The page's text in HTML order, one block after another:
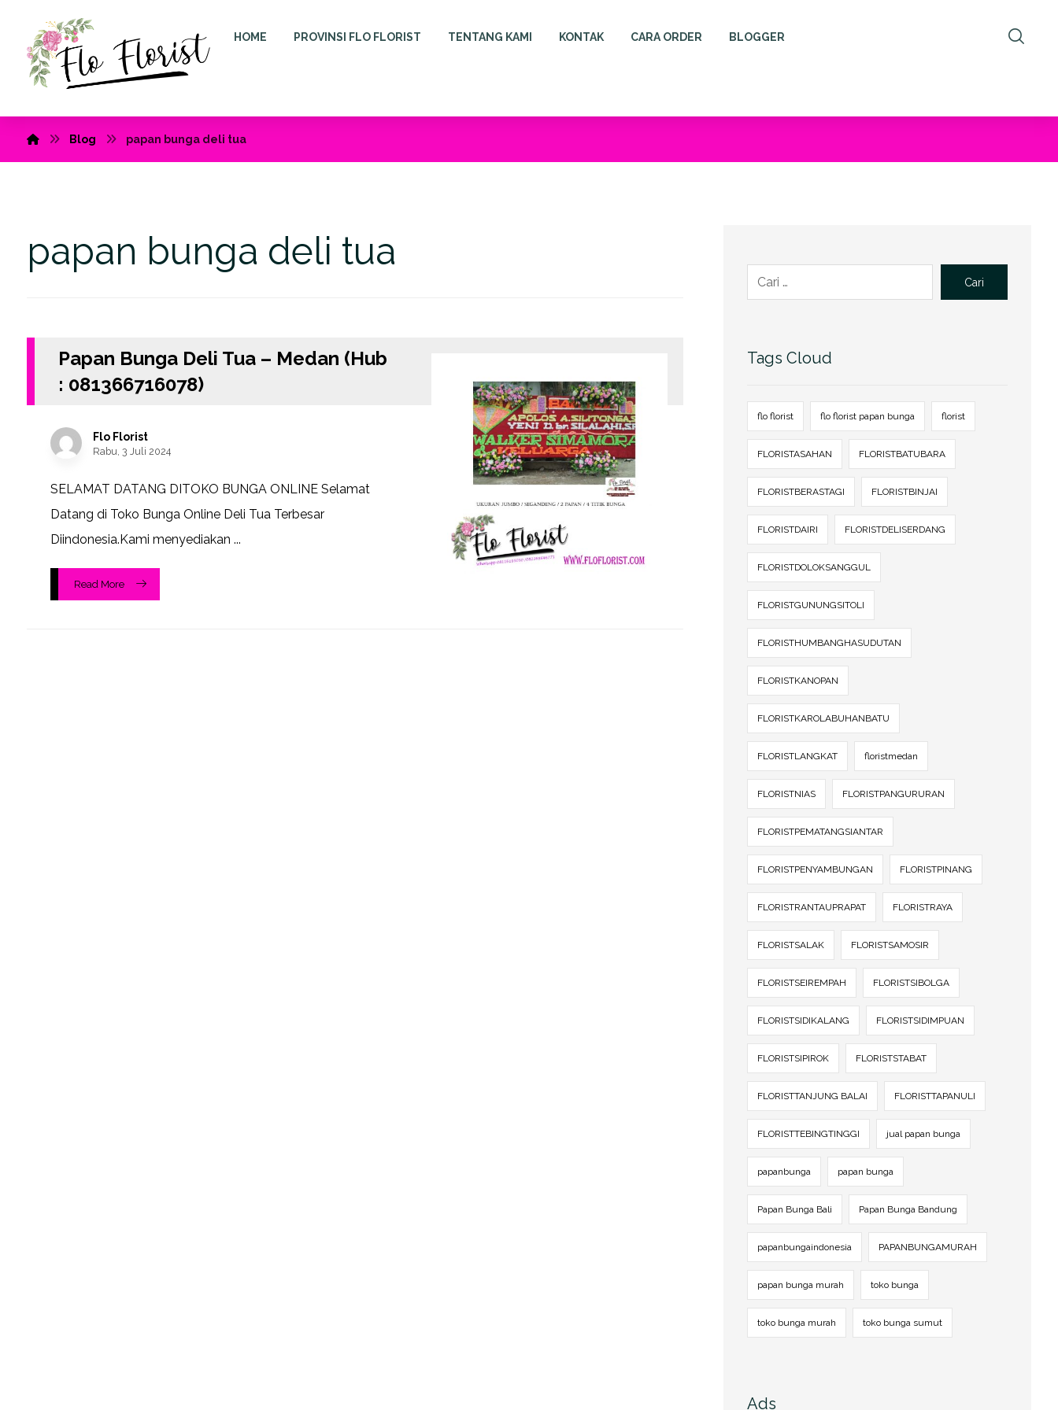
HOME PROVINSI FLO FLORIST TENTANG KAMI KONTAK CARA ORDER BLOGGER
Blog papan bunga deli tua
papan bunga deli tua
Papan Bunga Deli Tua – Medan (Hub
: 081366716078)
Flo Florist
Rabu, 3 Juli 2024
SELAMAT DATANG DITOKO BUNGA ONLINE Selamat
Datang di Toko Bunga Online Deli Tua Terbesar
Diindonesia.Kami menyediakan ...
Read More
Cari
Tags Cloud
flo florist flo florist papan bunga florist
FLORISTASAHAN FLORISTBATUBARA
FLORISTBERASTAGI FLORISTBINJAI
FLORISTDAIRI FLORISTDELISERDANG
FLORISTDOLOKSANGGUL
FLORISTGUNUNGSITOLI
FLORISTHUMBANGHASUDUTAN
FLORISTKANOPAN
FLORISTKAROLABUHANBATU
FLORISTLANGKAT floristmedan
FLORISTNIAS FLORISTPANGURURAN
FLORISTPEMATANGSIANTAR
FLORISTPENYAMBUNGAN FLORISTPINANG
FLORISTRANTAUPRAPAT FLORISTRAYA
FLORISTSALAK FLORISTSAMOSIR
FLORISTSEIREMPAH FLORISTSIBOLGA
FLORISTSIDIKALANG FLORISTSIDIMPUAN
FLORISTSIPIROK FLORISTSTABAT
FLORISTTANJUNG BALAI FLORISTTAPANULI
FLORISTTEBINGTINGGI jual papan bunga
papanbunga papan bunga
Papan Bunga Bali Papan Bunga Bandung
papanbungaindonesia PAPANBUNGAMURAH
papan bunga murah toko bunga
toko bunga murah toko bunga sumut
Ads